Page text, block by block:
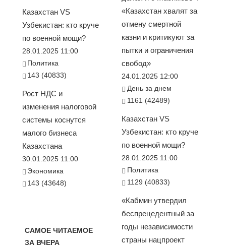
Казахстан VS
Узбекистан: кто круче
по военной мощи?
28.01.2025 11:00
Политика
143 (40833)
Рост НДС и
изменения налоговой
системы коснутся
малого бизнеса
Казахстана
30.01.2025 11:00
Экономика
143 (43648)
САМОЕ ЧИТАЕМОЕ
ЗА ВЧЕРА
«Казахстан хвалят за
отмену смертной
казни и критикуют за
пытки и ограничения
свобод»
24.01.2025 12:00
День за днем
1161 (42489)
Казахстан VS
Узбекистан: кто круче
по военной мощи?
28.01.2025 11:00
Политика
1129 (40833)
«Кабмин утвердил
беспрецедентный за
годы независимости
страны нацпроект